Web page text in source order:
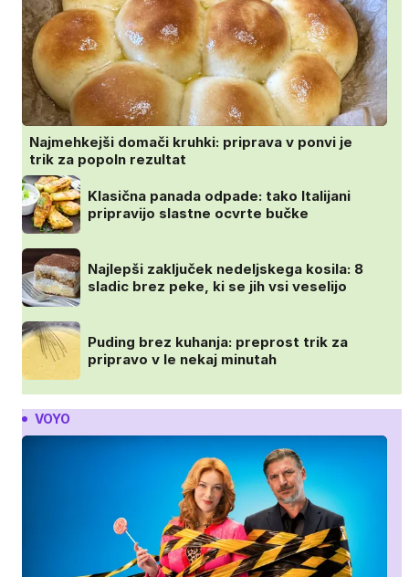
Najmehkejši domači kruhki: priprava v ponvi je
trik za popoln rezultat
Klasična panada odpade: tako Italijani
pripravijo slastne ocvrte bučke
Najlepši zaključek nedeljskega kosila: 8
sladic brez peke, ki se jih vsi veselijo
Puding brez kuhanja: preprost trik za
pripravo v le nekaj minutah
VOYO